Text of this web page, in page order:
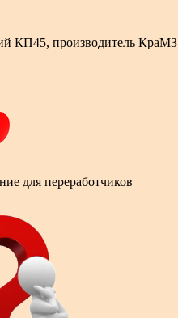
КП45, производитель КраМЗ
для переработчиков